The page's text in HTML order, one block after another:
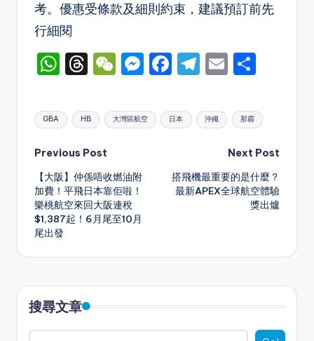
考。優惠受條款及細則約束，建議預訂前先
行細閱
W
a
ts
A
p
p
T
e
a
d
s
W
C
h
t
M
s
s
F
c
e
o
o
T
e
gr
m
E
ai
l
ar
e
Tags:
GBA HB 大灣區航空 日本 沖繩 那霸
Post
navigation
Previous Post
【大阪】仲係唔收燃油附
加費！平飛日本靠佢啦！
樂桃航空來回大阪連稅
$1,387起！6月尾至10月
尾出發
Next Post
搭飛機最重要的是什麼？
最新APEX全球航空體驗
獎出爐
搜尋文章